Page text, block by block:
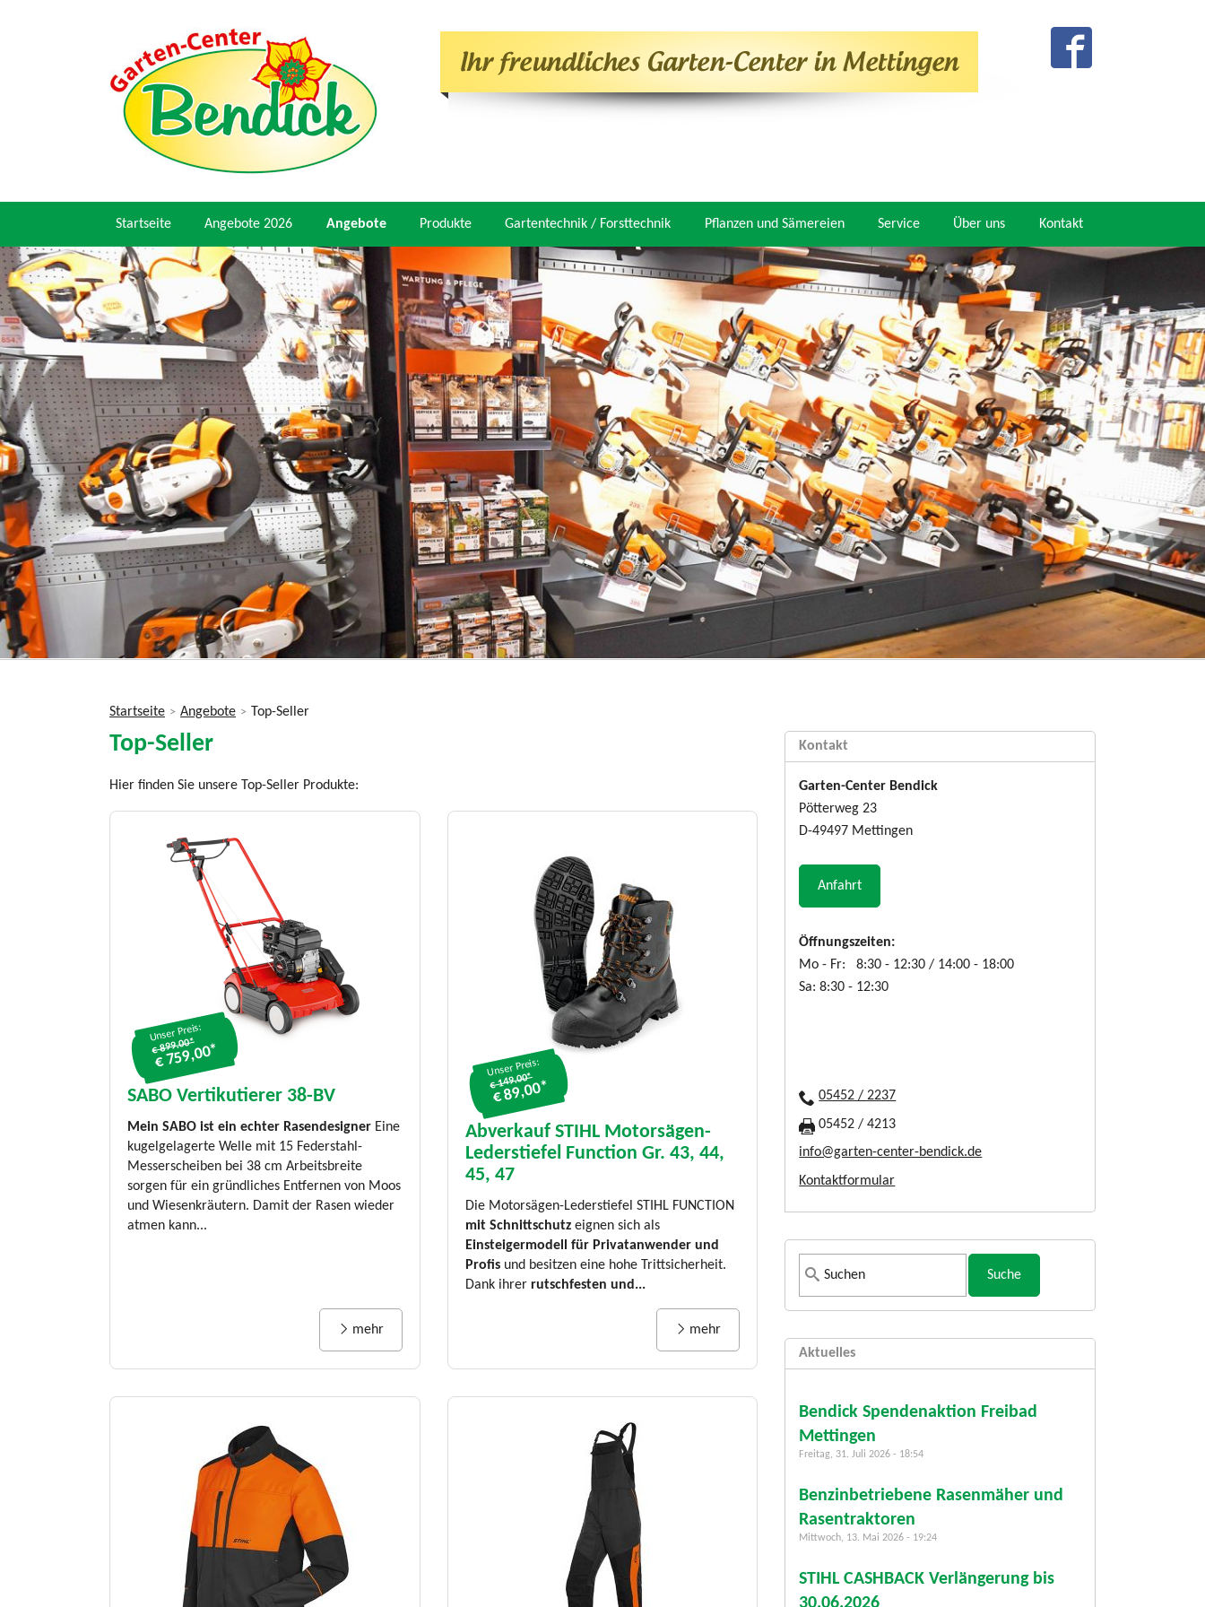
Startseite Angebote 2026 Angebote Produkte Gartentechnik / Forsttechnik Pflanzen und Sämereien Service Über uns Kontakt
sind
Startseite > Angebote > Top-Seller
Top-Seller
Hier finden Sie unsere Top-Seller Produkte:
Unser Preis:
€ 899.00*
€ 759,00*
SABO Vertikutierer 38-BV
Mein SABO ist ein echter Rasendesigner Eine
kugelgelagerte Welle mit 15 Federstahl-
Messerscheiben bei 38 cm Arbeitsbreite
sorgen für ein gründliches Entfernen von Moos
und Wiesenkräutern. Damit der Rasen wieder
atmen kann...
mehr
Unser Preis:
€ 149.00*
€ 89,00*
Abverkauf STIHL Motorsägen-
Lederstiefel Function Gr. 43, 44,
45, 47
Die Motorsägen-Lederstiefel STIHL FUNCTION
mit Schnittschutz eignen sich als
Einsteigermodell für Privatanwender und
Profis und besitzen eine hohe Trittsicherheit.
Dank ihrer rutschfesten und...
mehr
Kontakt
Garten-Center Bendick
Pötterweg 23
D-49497 Mettingen
Anfahrt
Öffnungszeiten:
Mo - Fr: 8:30 - 12:30 / 14:00 - 18:00
Sa: 8:30 - 12:30
05452 / 2237
05452 / 4213
info@garten-center-bendick.de
Kontaktformular
S
u
h
f
r
m
u
a
r
Aktuelles
Bendick Spendenaktion Freibad
Mettingen
Freitag, 31. Juli 2026 - 18:54
Benzinbetriebene Rasenmäher und
Rasentraktoren
Mittwoch, 13. Mai 2026 - 19:24
STIHL CASHBACK Verlängerung bis